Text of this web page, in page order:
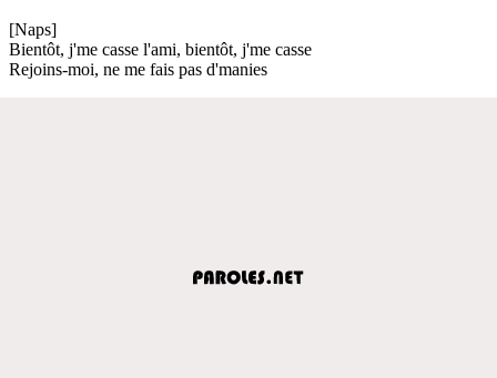
[Naps]
Bientôt, j'me casse l'ami, bientôt, j'me casse
Rejoins-moi, ne me fais pas d'manies